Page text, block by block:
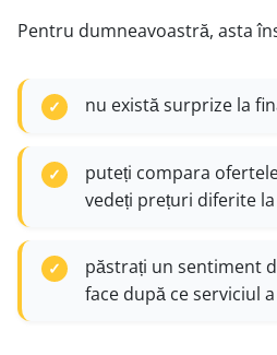
Pentru dumneavoastră, asta
nu există surprize la
puteți compara
vedeți prețuri diferite
păstrați un sentiment
face după ce serviciul